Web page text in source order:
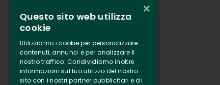
Who we are
Tenuta Selvaggia
Contacts
Online ticketing
×
Questo sito web utilizza
cookie
Utilizziamo i cookie per personalizzare
contenuti, annunci e per analizzare il
nostro traffico. Condividiamo inoltre
informazioni sul tuo utilizzo del nostro
sito con i nostri partner pubblicitari e di